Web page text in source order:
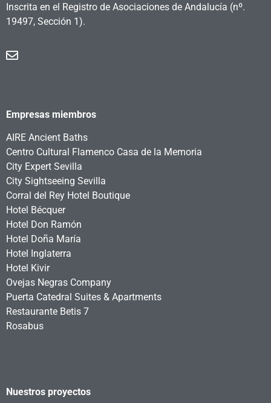
Inscrita en el Registro de Asociaciones de Andalucía (nº.
19497, Sección 1).
Empresas miembros
AIRE Ancient Baths
Centro Cultural Flamenco Casa de la Memoria
City Expert Sevilla
City Sightseeing Sevilla
Corral del Rey Hotel Boutique
Hotel Bécquer
Hotel Don Ramón
Hotel Doña María
Hotel Inglaterra
Hotel Kivir
Ovejas Negras Company
Puerta Catedral Suites & Apartments
Restaurante Betis 7
Rosabus
Nuestros proyectos